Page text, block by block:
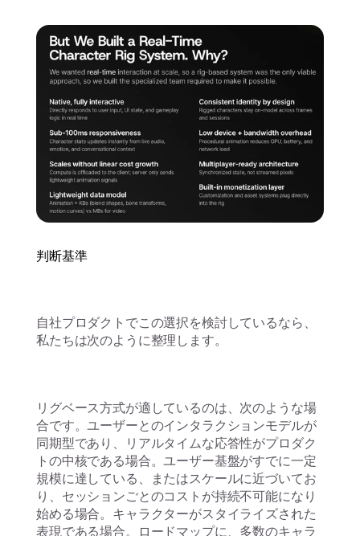
判断基準
自社プロダクトでこの選択を検討しているなら、
私たちは次のように整理します。
リグベース方式が適しているのは、次のような場
合です。ユーザーとのインタラクションモデルが
同期型であり、リアルタイムな応答性がプロダク
トの中核である場合。ユーザー基盤がすでに一定
規模に達している、またはスケールに近づいてお
り、セッションごとのコストが持続不可能になり
始める場合。キャラクターがスタイライズされた
表現である場合。ロードマップに、多数のキャラ